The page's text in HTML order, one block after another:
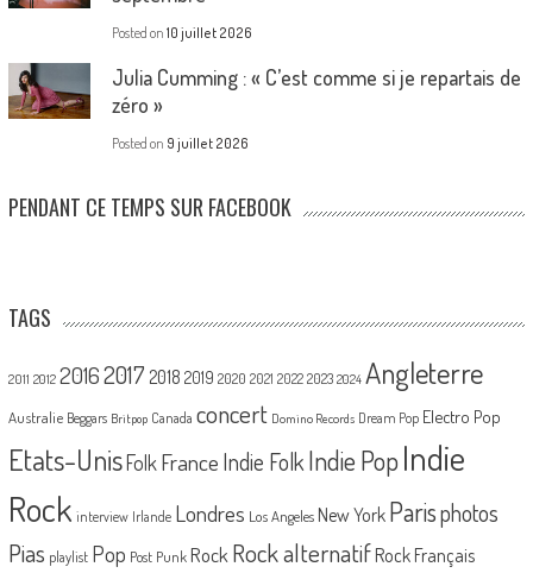
Posted on 10 juillet 2026
Julia Cumming : « C’est comme si je repartais de
zéro »
Posted on 9 juillet 2026
PENDANT CE TEMPS SUR FACEBOOK
TAGS
2011 2012 20162017 2018 2019 2020 2021 2022 2023 2024 Angleterre
Australie Beggars Britpop Canada concert Domino Records Dream Pop Electro Pop
Etats-UnisFolk France Indie FolkIndie PopIndie
Rock interview Irlande Londres Los Angeles New York Parisphotos
Pias playlist Pop Post Punk Rock Rock alternatif Rock Français